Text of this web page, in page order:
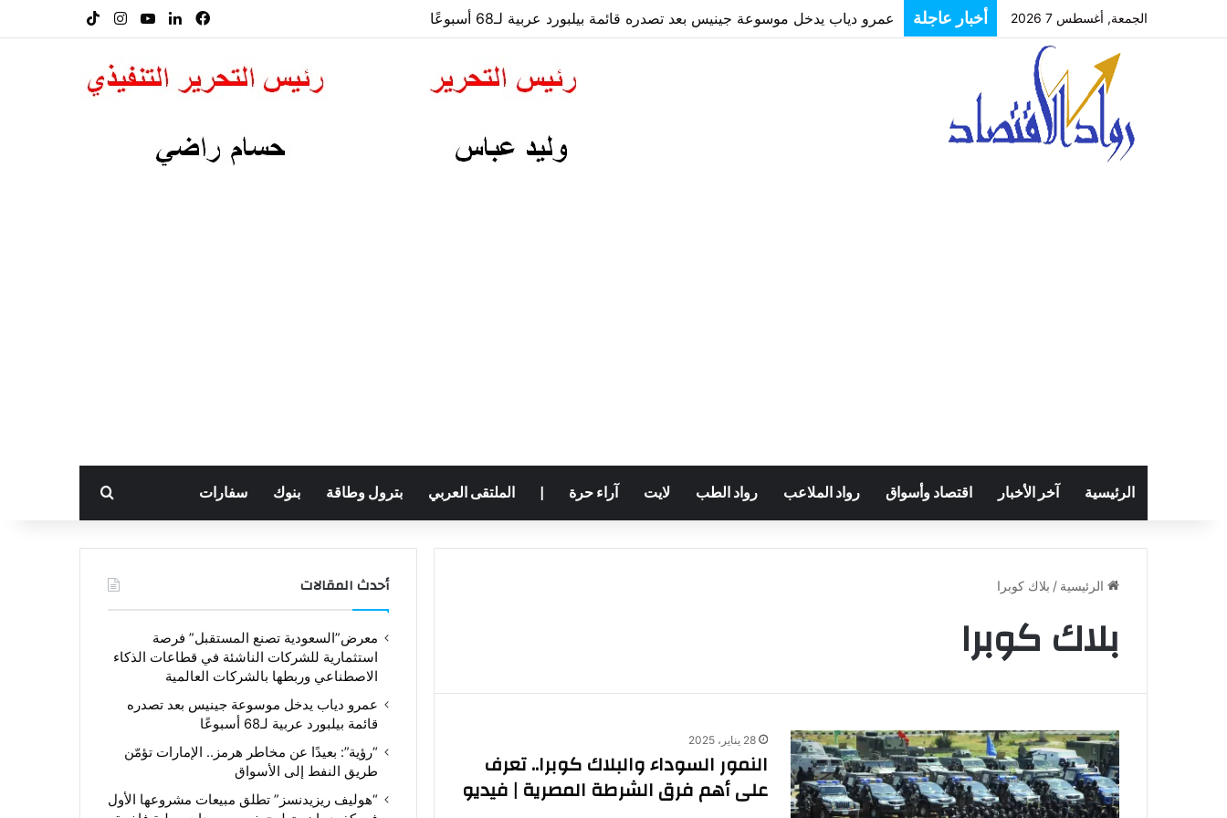
الجمعة, أغسطس 7 2026 أخبار عاجلة عمرو دياب يدخل موسوعة جينيس بعد تصدره قائمة بيلبورد عربية لـ68 أسبوعًا فيسبوكلينكدإن‫YouTube
انستقرام
الرئيسية آخر الأخبار اقتصاد وأسواق رواد الملاعب رواد الطب لايت آراء حرة الملتقى العربي بترول وطاقة بنوك سفارات بحث عن
الرئيسية / بلاك كوبرا
بلاك كوبرا
28 يناير، 2025
النمور السوداء والبلاك كوبرا.. تعرف
على أهم فرق الشرطة المصرية | فيديو
أحدث المقالات
معرض”السعودية تصنع المستقبل” فرصة
استثمارية للشركات الناشئة في قطاعات الذكاء
الاصطناعي وربطها بالشركات العالمية
عمرو دياب يدخل موسوعة جينيس بعد تصدره
قائمة بيلبورد عربية لـ68 أسبوعًا
“رؤية”: بعيدًا عن مخاطر هرمز.. الإمارات تؤمّن
طريق النفط إلى الأسواق
“هوليف ريزيدنسز” تطلق مبيعات مشروعها الأول